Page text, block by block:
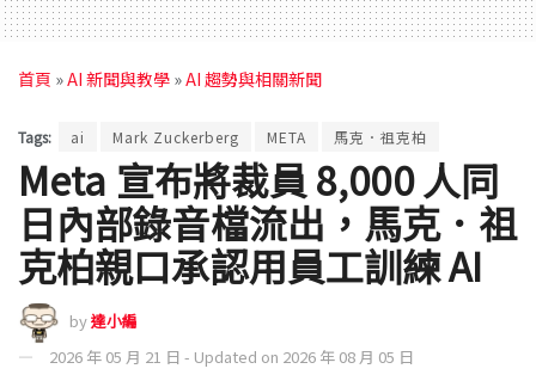
首頁 »AI 新聞與教學 »AI 趨勢與相關新聞
Tags: ai Mark Zuckerberg META 馬克．祖克柏
Meta 宣布將裁員 8,000 人同
日內部錄音檔流出，馬克．祖
克柏親口承認用員工訓練 AI
by達小編
2026 年 05 月 21 日 - Updated on 2026 年 08 月 05 日